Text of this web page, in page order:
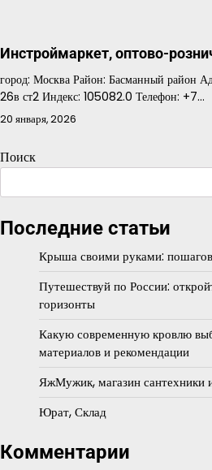
Инстроймаркет, оптово-
город: Москва Район: Басманный район
26в ст2 Индекс: 105082.0 Телефон: +7…
20 января, 2026
Поиск
Последние статьи
Крыша своими руками:
Путешествуй по России:
горизонты
Какую современную кровлю
материалов и рекомендации
ЯжМужик, магазин сантехники
Юрат, Склад
Комментарии